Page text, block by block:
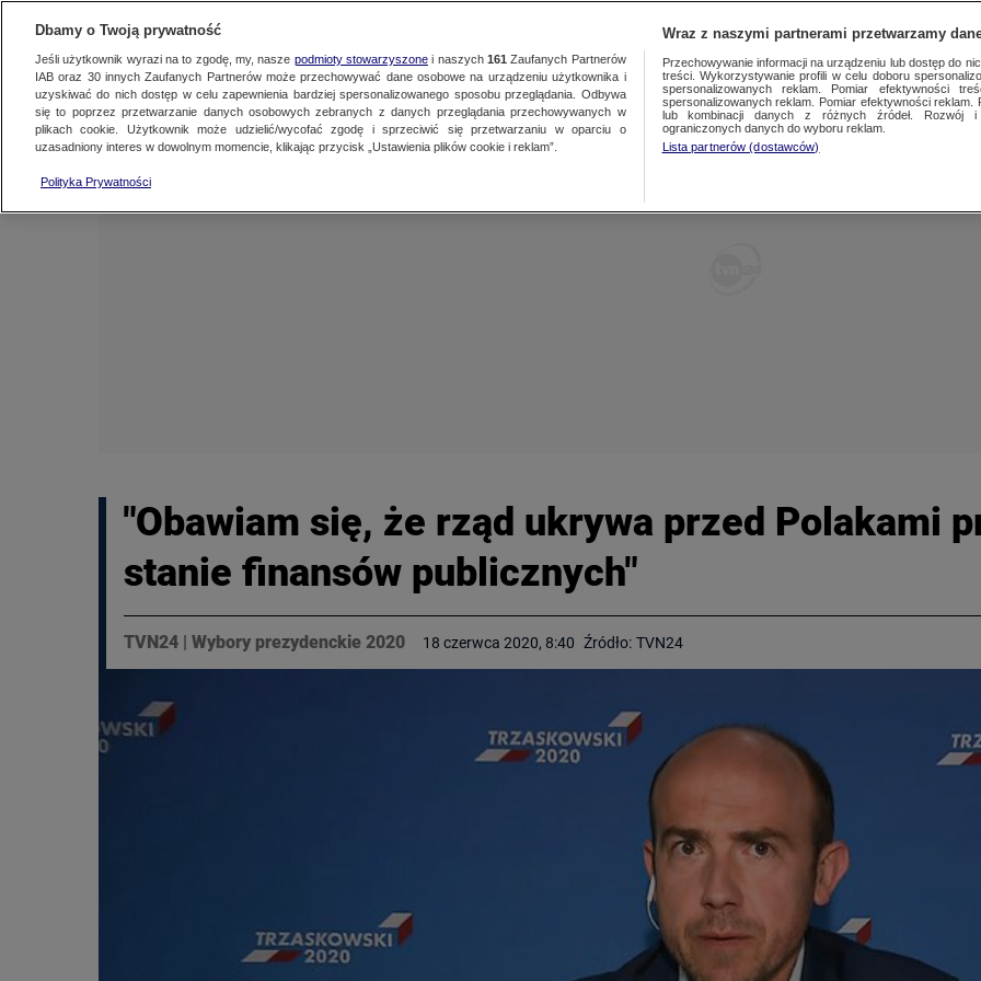
NAJNOWSZE WARSZAWA
WARSZAWA
ŁÓDŹ
KRAKÓW
LUBLIN
LUBUSKIE
PREMIUM METEO
"Obawiam się, że rząd ukrywa przed Polakami
stanie finansów publicznych"
TVN24 | Wybory prezydenckie 2020 18 czerwca 2020, 8:40 Źródło: TVN24
Dbamy o Twoją prywatność
Jeśli użytkownik wyrazi na to zgodę, my, nasze podmioty stowarzyszonei naszych 161 Zaufanych Partnerów
IAB oraz 30innych Zaufanych Partnerów może przechowywać dane osobowe na urządzeniu użytkownika i
uzyskiwać do nich dostęp w celu zapewnienia bardziej spersonalizowanego sposobu przeglądania. Odbywa
się to poprzez przetwarzanie danych osobowych zebranych z danych przeglądania przechowywanych w
plikach cookie. Użytkownik może udzielić/wycofać zgodę i sprzeciwić się przetwarzaniu w oparciu o
uzasadniony interes w dowolnym momencie, klikając przycisk „Ustawienia plików cookie i reklam”.
Polityka Prywatności
Wraz z naszymi partnerami przetwarzamy
Przechowywanie informacji na urządzeniu lub dostęp do
treści. Wykorzystywanie profili w celu doboru
spersonalizowanych reklam. Pomiar efektywności
spersonalizowanych reklam. Pomiar efektywności
lub kombinacji danych z różnych źródeł. Rozwój i
ograniczonych danych do wyboru reklam.
Lista partnerów (dostawców)